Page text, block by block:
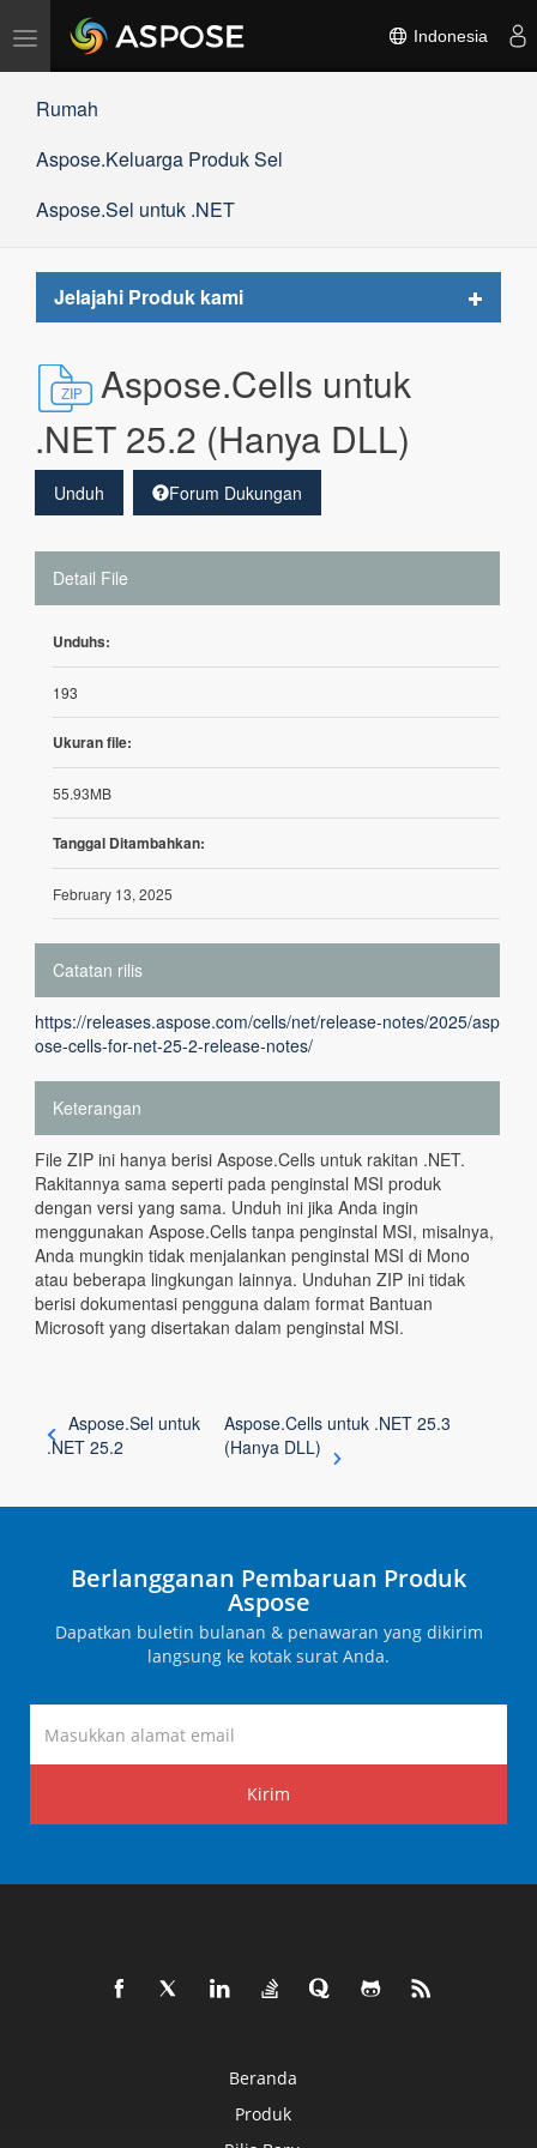
Alihkan
navigasi
Indonesia
Rumah
Aspose.Keluarga Produk Sel
Aspose.Sel untuk .NET
Jelajahi Produk kami
Toggle
Aspose.Cells untuk
.NET 25.2 (Hanya DLL)
Unduh Forum Dukungan
Detail File
Unduhs:
193
Ukuran file:
55.93MB
Tanggal Ditambahkan:
February 13, 2025
Catatan rilis
https://releases.aspose.com/cells/net/release-notes/2025/asp
ose-cells-for-net-25-2-release-notes/
Keterangan
File ZIP ini hanya berisi Aspose.Cells untuk rakitan .NET.
Rakitannya sama seperti pada penginstal MSI produk
dengan versi yang sama. Unduh ini jika Anda ingin
menggunakan Aspose.Cells tanpa penginstal MSI, misalnya,
Anda mungkin tidak menjalankan penginstal MSI di Mono
atau beberapa lingkungan lainnya. Unduhan ZIP ini tidak
berisi dokumentasi pengguna dalam format Bantuan
Microsoft yang disertakan dalam penginstal MSI.
Aspose.Sel untuk
.NET 25.2
Aspose.Cells untuk .NET 25.3
(Hanya DLL)
Berlangganan Pembaruan Produk
Aspose
Dapatkan buletin bulanan & penawaran yang dikirim
langsung ke kotak surat Anda.
Kirim
Beranda
Produk